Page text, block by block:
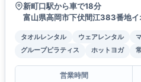
新町口駅から車で18分
富山県高岡市下伏間江383番地イ
タオルレンタル ウェアレンタル
グループピラティス
ホットヨガ
営業時間